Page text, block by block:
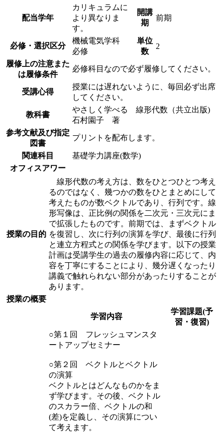
配当学年
カリキュラムに
より異なりま
す。
開講
期
前期
必修・選択区分
機械電気学科
必修
単位
数
2
履修上の注意また
は履修条件
必修科目なので必ず履修してください。
受講心得
授業には遅れないように、毎回必ず出席
してください。
教科書
やさしく学べる 線形代数（共立出版)
石村園子 著
参考文献及び指定
図書
プリントを配布します。
関連科目
基礎学力講座(数学)
オフィスアワー
授業の目的
線形代数の考え方は、数をひとつひとつ考え
るのではなく、幾つかの数をひとまとめにして
考えたものが数ベクトルであり、行列です。線
形写像は、正比例の関係を二次元・三次元にま
で拡張したものです。前期では、まずベクトル
を復習し、次に行列の演算を学び、最後に行列
と連立方程式との関係を学びます。以下の授業
計画は受講学生の過去の履修内容に応じて、内
容を丁寧にすることにより、幾分遅くなったり
講義で触れられない部分があったりすることが
あります。
授業の概要
学習内容
学習課題(予
習・復習)
○第１回 フレッシュマンスタ
ートアップセミナー
○第２回 ベクトルとベクトル
の演算
ベクトルとはどんなものかをま
ず学びます。その後、ベクトル
のスカラー倍、ベクトルの和
(差)を定義し、その演算につい
て考えます。